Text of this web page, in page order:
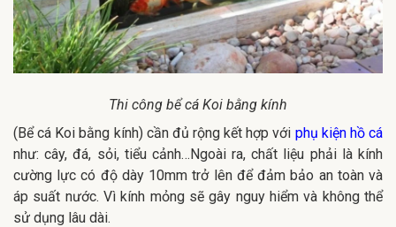
Thi công bể cá Koi bằng kính
(Bể cá Koi bằng kính) cần đủ rộng kết hợp với phụ kiện hồ cá
như: cây, đá, sỏi, tiểu cảnh…Ngoài ra, chất liệu phải là kính
cường lực có độ dày 10mm trở lên để đảm bảo an toàn và
áp suất nước. Vì kính mỏng sẽ gây nguy hiểm và không thể
sử dụng lâu dài.